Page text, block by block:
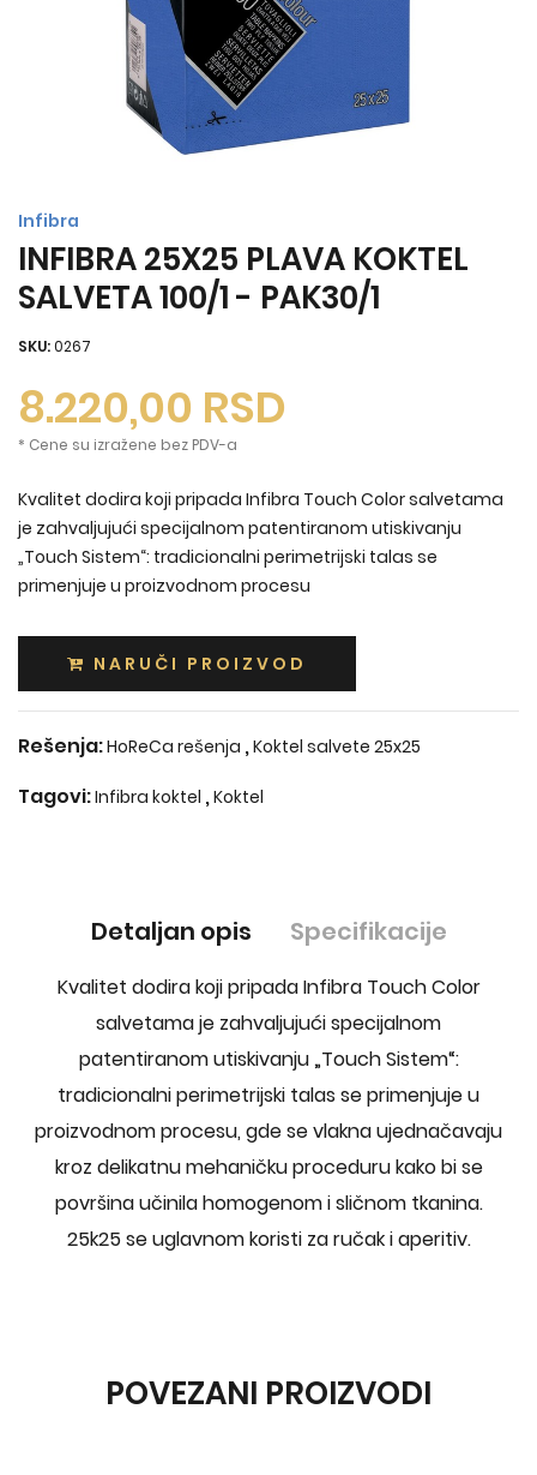
Infibra
INFIBRA 25X25 PLAVA KOKTEL
SALVETA 100/1 - PAK30/1
SKU:0267
8.220,00 RSD
* Cene su izražene bez PDV-a
Kvalitet dodira koji pripada Infibra Touch Color salvetama
je zahvaljujući specijalnom patentiranom utiskivanju
„Touch Sistem“: tradicionalni perimetrijski talas se
primenjuje u proizvodnom procesu
NARUČI PROIZVOD
Rešenja:HoReCa rešenja ,Koktel salvete 25x25
Tagovi:Infibra koktel ,Koktel
Detaljan opis Specifikacije
Kvalitet dodira koji pripada Infibra Touch Color
salvetama je zahvaljujući specijalnom
patentiranom utiskivanju „Touch Sistem“:
tradicionalni perimetrijski talas se primenjuje u
proizvodnom procesu, gde se vlakna ujednačavaju
kroz delikatnu mehaničku proceduru kako bi se
površina učinila homogenom i sličnom tkanina.
25k25 se uglavnom koristi za ručak i aperitiv.
POVEZANI PROIZVODI